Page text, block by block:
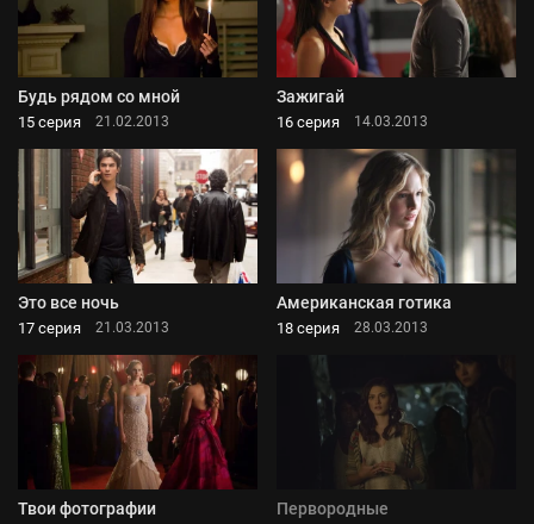
Будь рядом со мной
15 серия 21.02.2013
Зажигай
16 серия 14.03.2013
Это все ночь
17 серия 21.03.2013
Американская готика
18 серия 28.03.2013
Твои фотографии Первородные